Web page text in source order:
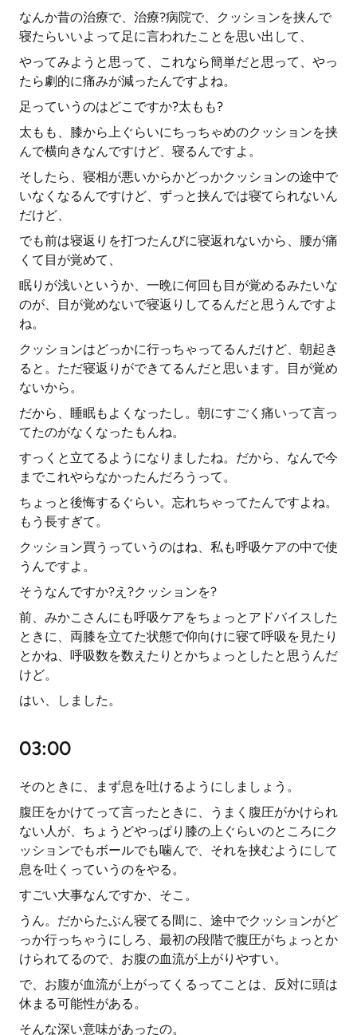
なんか昔の治療で、治療?病院で、クッションを挟んで
寝たらいいよって足に言われたことを思い出して、
やってみようと思って、これなら簡単だと思って、やっ
たら劇的に痛みが減ったんですよね。
足っていうのはどこですか?太もも?
太もも、膝から上ぐらいにちっちゃめのクッションを挟
んで横向きなんですけど、寝るんですよ。
そしたら、寝相が悪いからかどっかクッションの途中で
いなくなるんですけど、ずっと挟んでは寝てられないん
だけど、
でも前は寝返りを打つたんびに寝返れないから、腰が痛
くて目が覚めて、
眠りが浅いというか、一晩に何回も目が覚めるみたいな
のが、目が覚めないで寝返りしてるんだと思うんですよ
ね。
クッションはどっかに行っちゃってるんだけど、朝起き
ると。ただ寝返りができてるんだと思います。目が覚め
ないから。
だから、睡眠もよくなったし。朝にすごく痛いって言っ
てたのがなくなったもんね。
すっくと立てるようになりましたね。だから、なんで今
までこれやらなかったんだろうって。
ちょっと後悔するぐらい。忘れちゃってたんですよね。
もう長すぎて。
クッション買うっていうのはね、私も呼吸ケアの中で使
うんですよ。
そうなんですか?え?クッションを?
前、みかこさんにも呼吸ケアをちょっとアドバイスした
ときに、両膝を立てた状態で仰向けに寝て呼吸を見たり
とかね、呼吸数を数えたりとかちょっとしたと思うんだ
けど。
はい、しました。
03:00
そのときに、まず息を吐けるようにしましょう。
腹圧をかけてって言ったときに、うまく腹圧がかけられ
ない人が、ちょうどやっぱり膝の上ぐらいのところにク
ッションでもボールでも噛んで、それを挟むようにして
息を吐くっていうのをやる。
すごい大事なんですか、そこ。
うん。だからたぶん寝てる間に、途中でクッションがど
っか行っちゃうにしろ、最初の段階で腹圧がちょっとか
けられてるので、お腹の血流が上がりやすい。
で、お腹が血流が上がってくるってことは、反対に頭は
休まる可能性がある。
そんな深い意味があったの。